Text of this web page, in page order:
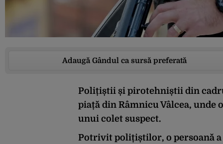
Adaugă Gândul ca sursă preferată
Polițiștii și pirotehniștii din
piață din Râmnicu Vâlcea, unde
unui colet suspect.
Potrivit polițiștilor, o persoană a